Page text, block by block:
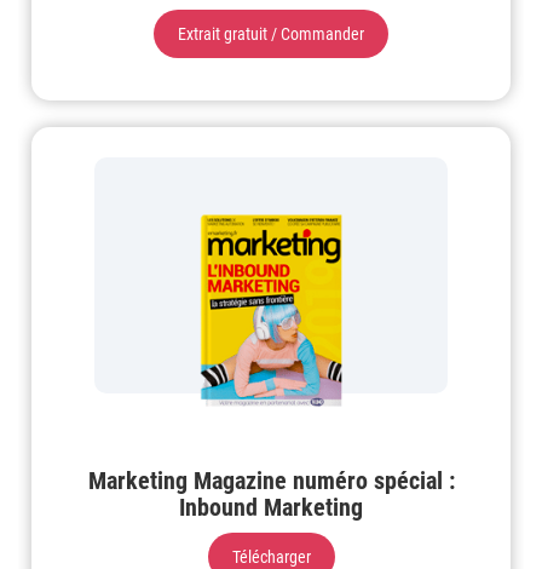
Extrait gratuit / Commander
Marketing Magazine numéro spécial :
Inbound Marketing
Télécharger